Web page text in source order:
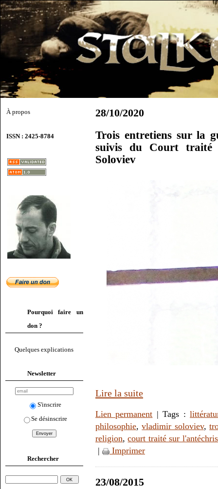
À propos
ISSN : 2425-8784
Pourquoi faire un
don ?
Quelques explications
Newsletter
S'inscrire
Se désinscrire
Rechercher
28/10/2020
Trois entretiens sur la
suivis du Court traité
Soloviev
Lire la suite
Lien permanent | Tags :
philosophie,vladimir soloviev,
religion,court traité sur
|
Imprimer
23/08/2015